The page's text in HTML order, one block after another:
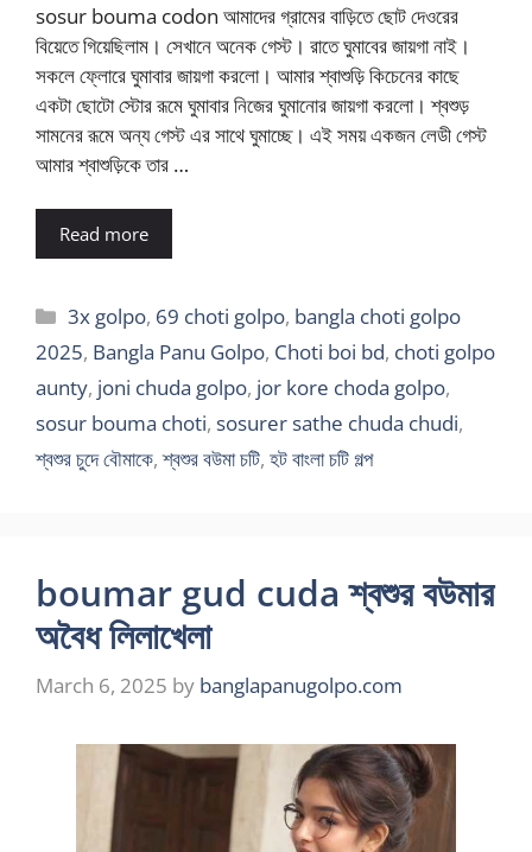
sosur bouma codon আমাদের গ্রামের বাড়িতে ছোট দেওরের
বিয়েতে গিয়েছিলাম। সেখানে অনেক গেস্ট। রাতে ঘুমাবের জায়গা নাই।
সকলে ফ্লোরে ঘুমাবার জায়গা করলো। আমার শ্বাশুড়ি কিচেনের কাছে
একটা ছোটো স্টোর রূমে ঘুমাবার নিজের ঘুমানোর জায়গা করলো। শ্বশুড়
সামনের রূমে অন্য গেস্ট এর সাথে ঘুমাচ্ছে। এই সময় একজন লেডী গেস্ট
আমার শ্বাশুড়িকে তার …
Read more
Categories
3x golpo, 69 choti golpo, bangla choti golpo
2025, Bangla Panu Golpo, Choti boi bd, choti golpo
aunty, joni chuda golpo, jor kore choda golpo,
sosur bouma choti, sosurer sathe chuda chudi,
শ্বশুর চুদে বৌমাকে,শ্বশুর বউমা চটি, হট বাংলা চটি গল্প
boumar gud cuda শ্বশুর বউমার
অবৈধ লিলাখেলা
March 6, 2025 by banglapanugolpo.com